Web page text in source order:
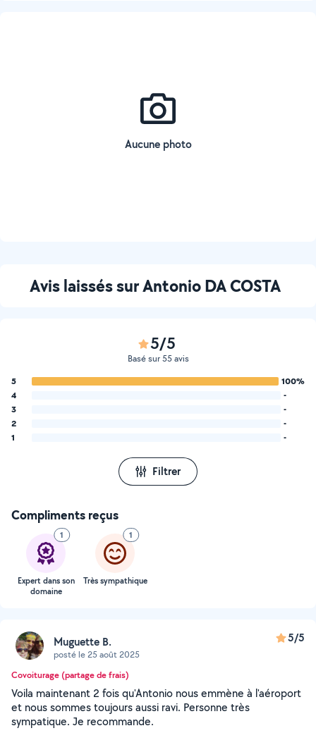
Aucune photo
Avis laissés sur Antonio DA COSTA
5/5
Basé sur 55 avis
5
100%
4
-
3
-
2
-
1
-
Filtrer
Compliments reçus
1
Expert dans son
domaine
1
Très sympathique
Muguette B.
posté le 25 août 2025
5/5
Covoiturage (partage de frais)
Voila maintenant 2 fois qu'Antonio nous emmène à l'aéroport
et nous sommes toujours aussi ravi. Personne très
sympatique. Je recommande.